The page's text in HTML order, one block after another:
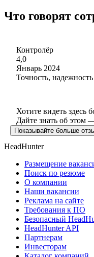
Что говорят
Контролёр
4,0
Январь 2024
Точность,
Хотите видеть здесь
Дайте знать об этом
Показывайте больше
HeadHunter
Размещение
Поиск по резюме
О компании
Наши вакансии
Реклама на сайте
Требования к ПО
Безопасный
HeadHunter API
Партнерам
Инвесторам